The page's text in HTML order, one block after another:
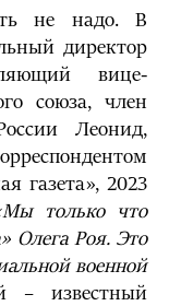
не надо. В
директор
вице-
союза, член
Леонид,
газета», 2023
только что
Олега Роя. Это
военной
– известный